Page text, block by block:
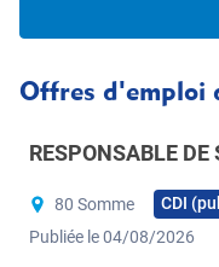
Offres d'emploi
RESPONSABLE DE
80 Somme
CDI
Publiée le 04/08/2026